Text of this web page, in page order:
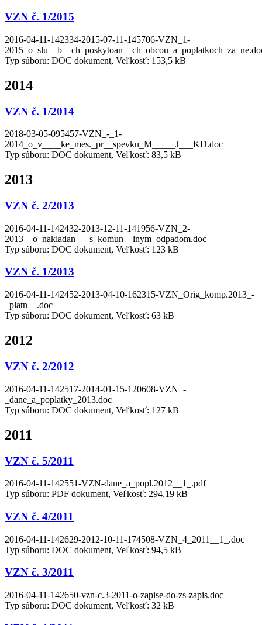
VZN č. 1/2015
2016-04-11-142334-2015-07-11-145706-VZN_1-
Typ súboru: DOC dokument, Veľkosť: 153,5 kB
2014
VZN č. 1/2014
2018-03-05-095457-VZN_-_1-
2014_o_v____ke_mes._pr__spevku_M_____J___KD.doc
Typ súboru: DOC dokument, Veľkosť: 83,5 kB
2013
VZN č. 2/2013
2016-04-11-142432-2013-12-11-141956-VZN_2-
2013__o_nakladan___s_komun__lnym_odpadom.doc
Typ súboru: DOC dokument, Veľkosť: 123 kB
VZN č. 1/2013
2016-04-11-142452-2013-04-10-162315-VZN_Orig_komp.2013_-
_platn__.doc
Typ súboru: DOC dokument, Veľkosť: 63 kB
2012
VZN č. 2/2012
2016-04-11-142517-2014-01-15-120608-VZN_-
_dane_a_poplatky_2013.doc
Typ súboru: DOC dokument, Veľkosť: 127 kB
2011
VZN č. 5/2011
2016-04-11-142551-VZN-dane_a_popl.2012__1_.pdf
Typ súboru: PDF dokument, Veľkosť: 294,19 kB
VZN č. 4/2011
2016-04-11-142629-2012-10-11-174508-VZN_4_2011__1_.doc
Typ súboru: DOC dokument, Veľkosť: 94,5 kB
VZN č. 3/2011
2016-04-11-142650-vzn-c.3-2011-o-zapise-do-zs-zapis.doc
Typ súboru: DOC dokument, Veľkosť: 32 kB